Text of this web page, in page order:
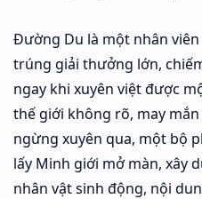
Đường Du là một nhân
trúng giải thưởng lớn,
ngay khi xuyên việt được
thế giới không rõ, may
ngừng xuyên qua, một bộ
lấy Minh giới mở màn, xây
nhân vật sinh động, nội